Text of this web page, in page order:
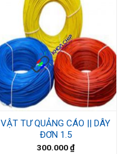
VẬT TƯ QUẢNG CÁO || DÂY
ĐƠN 1.5
300.000₫